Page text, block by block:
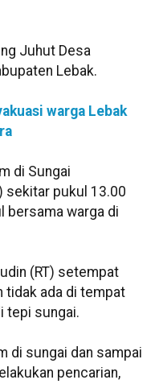
Juhut Desa
Lebak.
warga Lebak
di Sungai
sekitar pukul 13.00
bersama warga di
(RT) setempat
tidak ada di tempat
tepi sungai.
di sungai dan sampai
pencarian,